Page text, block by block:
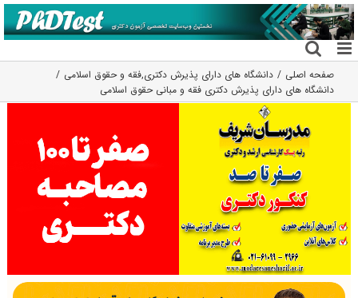
رفتن
به
محتوا
صفحه اصلی دانشگاه های دارای پذیرش دکتری,فقه و حقوق اسلامی
دانشگاه های دارای پذیرش دکتری ﻓﻘﻪ و ﻣﺒﺎنی ﺣﻘﻮق اﺳﻼمی